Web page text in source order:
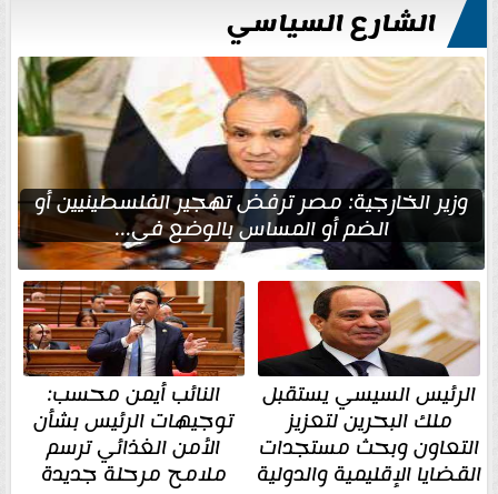
الشارع السياسي
وزير الخارجية: مصر ترفض تهجير الفلسطينيين أو
الضم أو المساس بالوضع في...
الرئيس السيسي يستقبل
ملك البحرين لتعزيز
التعاون وبحث مستجدات
القضايا الإقليمية والدولية
النائب أيمن محسب:
توجيهات الرئيس بشأن
الأمن الغذائي ترسم
ملامح مرحلة جديدة